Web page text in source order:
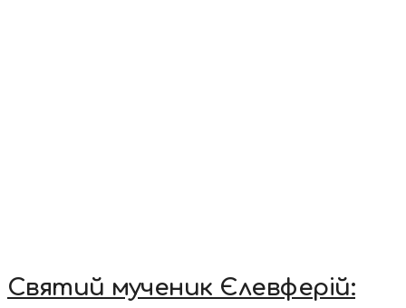
Святий мученик Єлевферій: